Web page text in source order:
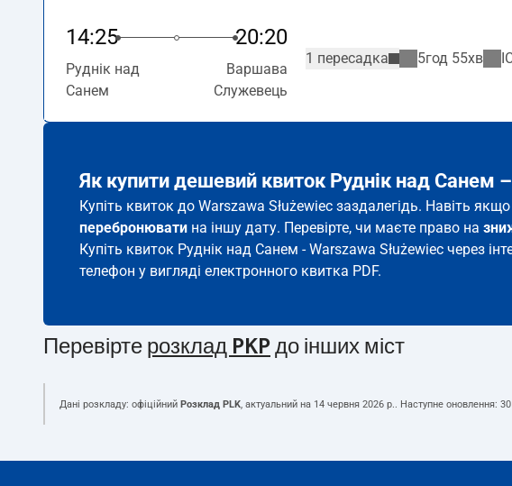
14:25 20:20
Руднік над
Санем
Варшава
Служевець
1 пересадка 5год 55хв
Як купити дешевий квиток Руднік над Санем
Купіть квиток до Warszawa Służewiec заздалегідь. Навіть
перебронювати на іншу дату. Перевірте, чи маєте право на
Купіть квиток Руднік над Санем - Warszawa Służewiec через
телефон у вигляді електронного квитка PDF.
Перевірте розклад PKP до інших міст
Дані розкладу: офіційний Розклад PLK, актуальний на 14 червня 2026 р.. Наступне оновлення: